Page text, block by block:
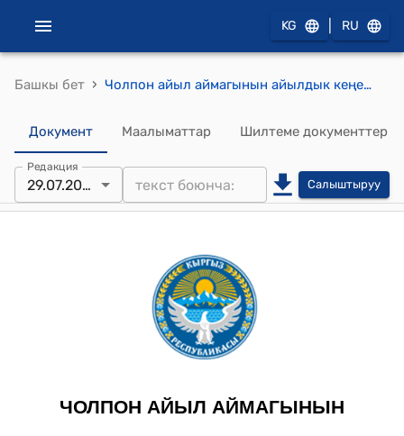
KG RU
Башкы бет › Чолпон айыл аймагынын айылдык кеңешинин 2024-жылдын 29-июлундагы № 16/5 "Чекилдек айылынын “Бакас” участогундагы ысым ыйгарылбаган жаңы көчөгө Сейталиев Токтогазы Мамбетовичтин ысымын ыйгаруу жөнүндө" Токтому
Документ Маалыматтар Шилтеме документтер
Редакция
29.07.2024 Салыштыруу